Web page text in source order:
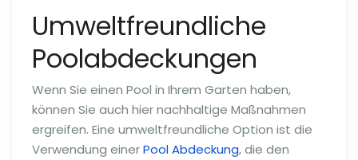
Umweltfreundliche
Poolabdeckungen
Wenn Sie einen Pool in Ihrem Garten haben,
können Sie auch hier nachhaltige Maßnahmen
ergreifen. Eine umweltfreundliche Option ist die
Verwendung einerPool Abdeckung, die den